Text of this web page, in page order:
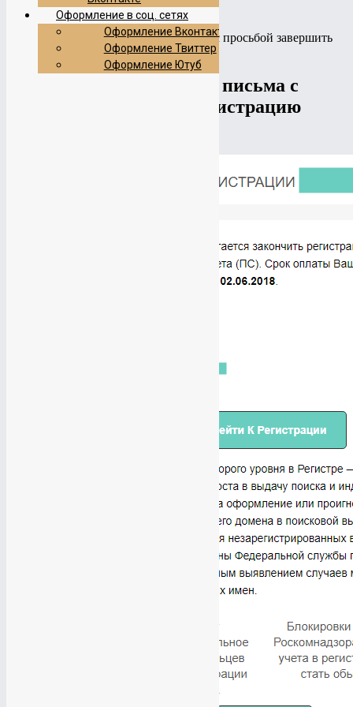
Главная
FAQ
Мошенники присылают письма с просьбой завершить
регистрацию домена
Мошенники присылают письма с
просьбой завершить регистрацию
Оформление в соц. сетях
Оформление Вконтакте
Оформление Твиттер
Оформление Ютуб